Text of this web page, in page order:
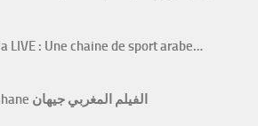
LIVE : Une chaine de sport arabe…
Film marocain Jihane الفيلم المغربي جيهان